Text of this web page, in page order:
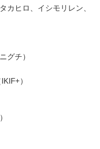
カヒロ、イシモリレン、
グチ）
）